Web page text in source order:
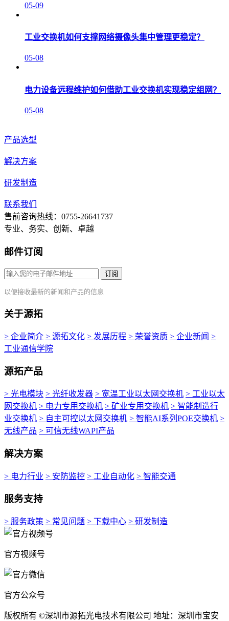
05-09
工业交换机如何支撑网络摄像头集中管理更稳定？
05-08
电力设备远程维护如何借助工业交换机实现稳定组网？
05-08
产品选型
解决方案
研发制造
联系我们
售前咨询热线：0755-26641737
专业、务实、创新、卓越
邮件订阅
订阅
以便接收最新的新闻和产品的信息
关于源拓
> 企业简介 > 源拓文化 > 发展历程 > 荣誉资质 > 企业新闻 >
工业通信学院
源拓产品
> 光电模块 > 光纤收发器 > 宽温工业以太网交换机 > 工业以太
网交换机 > 电力专用交换机 > 矿业专用交换机 > 智能制造行
业交换机 > 自主可控以太网交换机 > 智能AI系列POE交换机 >
无线产品 > 可信无线WAPI产品
解决方案
> 电力行业 > 安防监控 > 工业自动化 > 智能交通
服务支持
> 服务政策 > 常见问题 > 下载中心 > 研发制造
官方视频号
官方公众号
版权所有 ©深圳市源拓光电技术有限公司 地址：深圳市宝安